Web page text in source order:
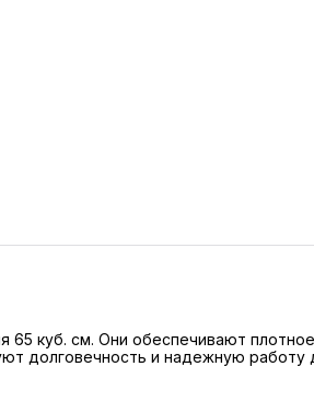
куб. см. Они обеспечивают
долговечность и надежную